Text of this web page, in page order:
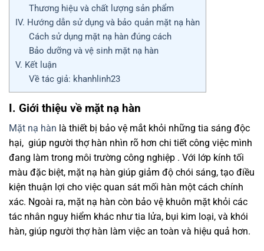
Thương hiệu và chất lượng sản phẩm
IV. Hướng dẫn sử dụng và bảo quản mặt nạ hàn
Cách sử dụng mặt nạ hàn đúng cách
Bảo dưỡng và vệ sinh mặt nạ hàn
V. Kết luận
Về tác giả: khanhlinh23
I. Giới thiệu về mặt nạ hàn
Mặt nạ hàn là thiết bị bảo vệ mắt khỏi những tia sáng độc
hại, giúp người thợ hàn nhìn rõ hơn chi tiết công việc mình
đang làm trong môi trường công nghiệp . Với lớp kính tối
màu đặc biệt, mặt nạ hàn giúp giảm độ chói sáng, tạo điều
kiện thuận lợi cho việc quan sát mối hàn một cách chính
xác. Ngoài ra, mặt nạ hàn còn bảo vệ khuôn mặt khỏi các
tác nhân nguy hiểm khác như tia lửa, bụi kim loại, và khói
hàn, giúp người thợ hàn làm việc an toàn và hiệu quả hơn.